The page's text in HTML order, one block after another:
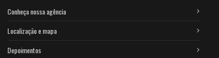
Conheça nossa agência
Localização e mapa
Depoimentos